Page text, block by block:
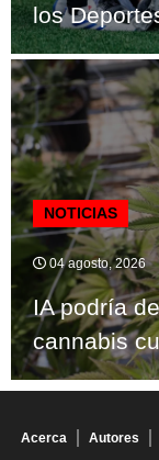
los
NOTICIAS
04 agosto, 2026
IA podría
cannabis
Acerca Autores